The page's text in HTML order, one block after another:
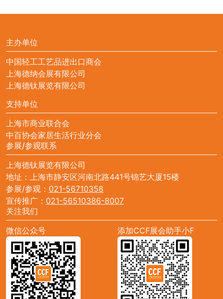
主办单位
中国轻工工艺品进出口商会
上海德纳会展有限公司
上海德钛展览有限公司
支持单位
上海市商业联合会
中百协会家居生活行业分会
参展/参观联系
上海德钛展览有限公司
地址：上海市静安区河南北路441号锦艺大厦15楼
参展/参观： 021-56710358
宣传推广： 021-56510386-8007
关注我们
微信公众号
添加CCF展会助手小F